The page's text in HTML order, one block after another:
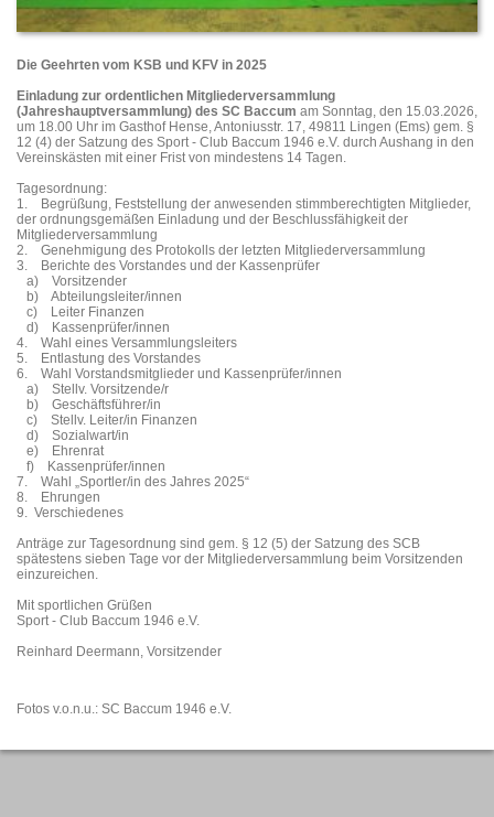
Die Geehrten vom KSB und KFV in 2025
Einladung zur ordentlichen Mitgliederversammlung
(Jahreshauptversammlung) des SC Baccum am Sonntag, den 15.03.2026,
um 18.00 Uhr im Gasthof Hense, Antoniusstr. 17, 49811 Lingen (Ems) gem. §
12 (4) der Satzung des Sport - Club Baccum 1946 e.V. durch Aushang in den
Vereinskästen mit einer Frist von mindestens 14 Tagen.
Tagesordnung:
1. Begrüßung, Feststellung der anwesenden stimmberechtigten Mitglieder,
der ordnungsgemäßen Einladung und der Beschlussfähigkeit der
Mitgliederversammlung
2. Genehmigung des Protokolls der letzten Mitgliederversammlung
3. Berichte des Vorstandes und der Kassenprüfer
a) Vorsitzender
b) Abteilungsleiter/innen
c) Leiter Finanzen
d) Kassenprüfer/innen
4. Wahl eines Versammlungsleiters
5. Entlastung des Vorstandes
6. Wahl Vorstandsmitglieder und Kassenprüfer/innen
a) Stellv. Vorsitzende/r
b) Geschäftsführer/in
c) Stellv. Leiter/in Finanzen
d) Sozialwart/in
e) Ehrenrat
f) Kassenprüfer/innen
7. Wahl „Sportler/in des Jahres 2025“
8. Ehrungen
9. Verschiedenes
Anträge zur Tagesordnung sind gem. § 12 (5) der Satzung des SCB
spätestens sieben Tage vor der Mitgliederversammlung beim Vorsitzenden
einzureichen.
Mit sportlichen Grüßen
Sport - Club Baccum 1946 e.V.
Reinhard Deermann, Vorsitzender
Fotos v.o.n.u.: SC Baccum 1946 e.V.